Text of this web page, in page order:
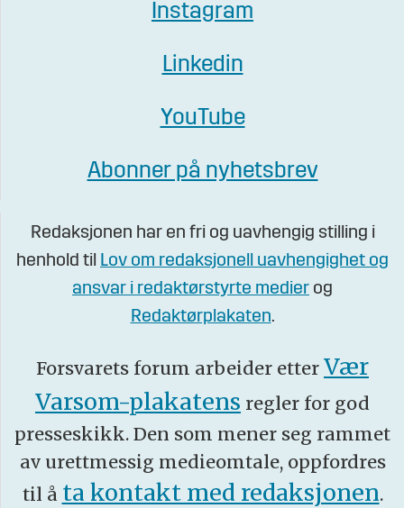
Instagram
Linkedin
YouTube
Abonner på nyhetsbrev
Redaksjonen har en fri og uavhengig stilling i
henhold til Lov om redaksjonell uavhengighet og
ansvar i redaktørstyrte medier og
Redaktørplakaten.
Forsvarets forum arbeider etter Vær
Varsom-plakatens regler for god
presseskikk. Den som mener seg rammet
av urettmessig medieomtale, oppfordres
til å ta kontakt med redaksjonen.